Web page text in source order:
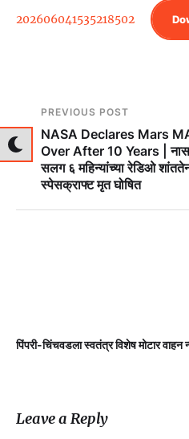
202606041535218502
PREVIOUS POST
NASA Declares Mars
Over After 10 Years |
सलग ६ महिन्यांच्या रेडिओ
स्पेसक्राफ्ट मृत घोषित
पिंपरी-चिंचवडला स्वतंत्र विशेष मोटार वाहन
Leave a Reply